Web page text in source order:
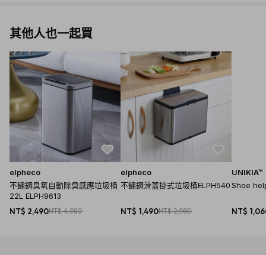
其他人也一起買
elpheco
不鏽鋼臭氧自動除臭感應垃圾桶
22L ELPH9613
NT$ 2,490NT$ 4,980
elpheco
不鏽鋼滑蓋掛式垃圾桶ELPH540
NT$ 1,490NT$ 2,980
UNIKIA™
Shoe
NT$